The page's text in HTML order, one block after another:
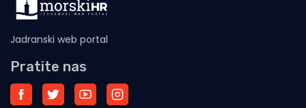
Jadranski web portal
Pratite nas